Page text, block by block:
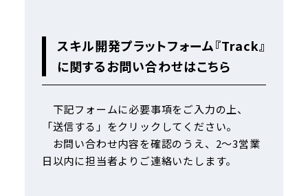
スキル開発プラットフォーム『Track』
に関するお問い合わせはこちら
下記フォームに必要事項をご入力の上、
「送信する」をクリックしてください。
お問い合わせ内容を確認のうえ、2〜3営業
日以内に担当者よりご連絡いたします。